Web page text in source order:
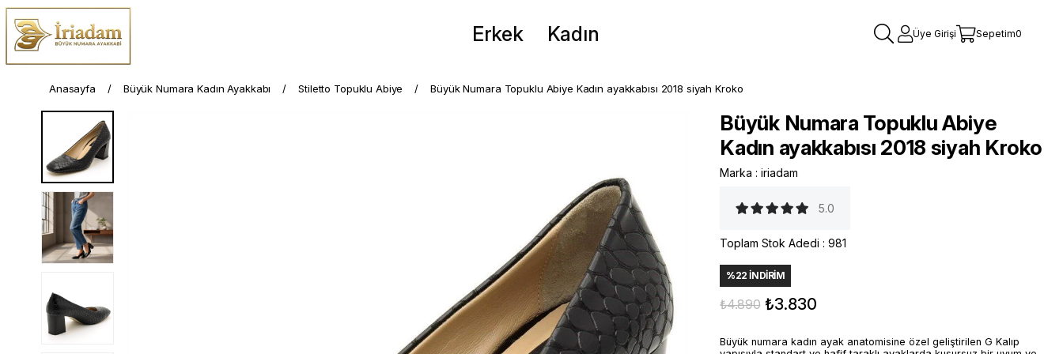
Erkek Kadın Üye Girişi Sepetim0
Anasayfa Büyük Numara Kadın Ayakkabı Stiletto Topuklu Abiye Büyük Numara Topuklu Abiye Kadın ayakkabısı 2018 siyah Kroko
Büyük Numara Topuklu Abiye
Kadın ayakkabısı 2018 siyah Kroko
Marka : iriadam
5.0
Toplam Stok Adedi : 981
%22 İNDIRIM
₺4.890 ₺3.830
Büyük numara kadın ayak anatomisine özel geliştirilen G Kalıp